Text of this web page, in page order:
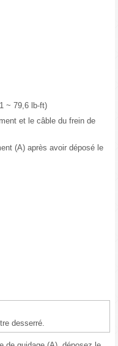
~ 79,6 lb-ft)
et le câble du frein de
(A) après avoir déposé le
desserré.